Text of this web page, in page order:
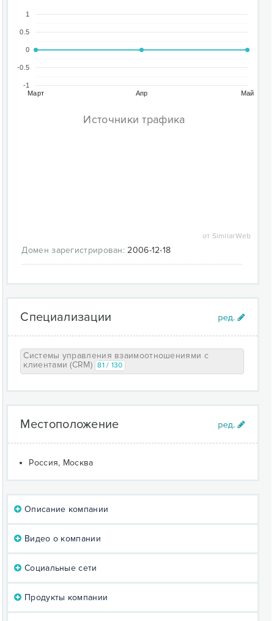
Март Апр Май
-1
-0.5
0
0.5
1
Источники трафика
от SimilarWeb
Домен зарегистрирован: 2006-12-18
Специализации
Системы управления взаимоотношениями с
клиентами (CRM) 81 / 130
Местоположение
Россия, Москва
Описание компании
Видео о компании
Социальные сети
Продукты компании